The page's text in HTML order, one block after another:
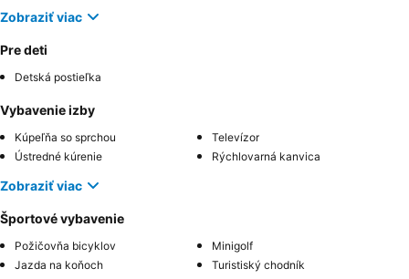
Zobraziť viac
Pre deti
Detská postieľka
Vybavenie izby
Kúpeľňa so sprchou
Televízor
Ústredné kúrenie
Rýchlovarná kanvica
Zobraziť viac
Športové vybavenie
Požičovňa bicyklov
Minigolf
Jazda na koňoch
Turistiský chodník